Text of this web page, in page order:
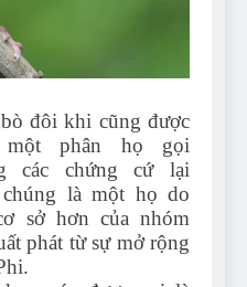
đôi khi cũng được
phân họ gọi
các chứng cứ lại
là một họ do
sở hơn của nhóm
phát từ sự mở rộng